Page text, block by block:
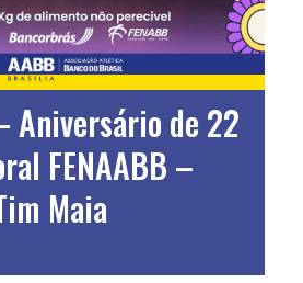
Aniversário de 22
FENAABB –
Maia